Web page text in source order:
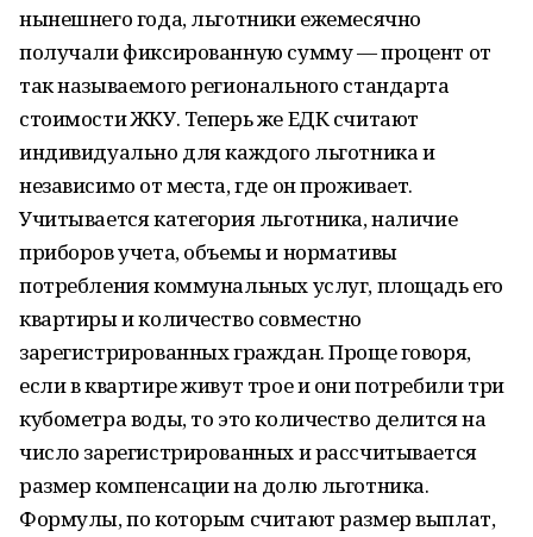
нынешнего года, льготники ежемесячно
получали фиксированную сумму — процент от
так называемого регионального стандарта
стоимости ЖКУ. Теперь же ЕДК считают
индивидуально для каждого льготника и
независимо от места, где он проживает.
Учитывается категория льготника, наличие
приборов учета, объемы и нормативы
потребления коммунальных услуг, площадь его
квартиры и количество совместно
зарегистрированных граждан. Проще говоря,
если в квартире живут трое и они потребили три
кубометра воды, то это количество делится на
число зарегистрированных и рассчитывается
размер компенсации на долю льготника.
Формулы, по которым считают размер выплат,